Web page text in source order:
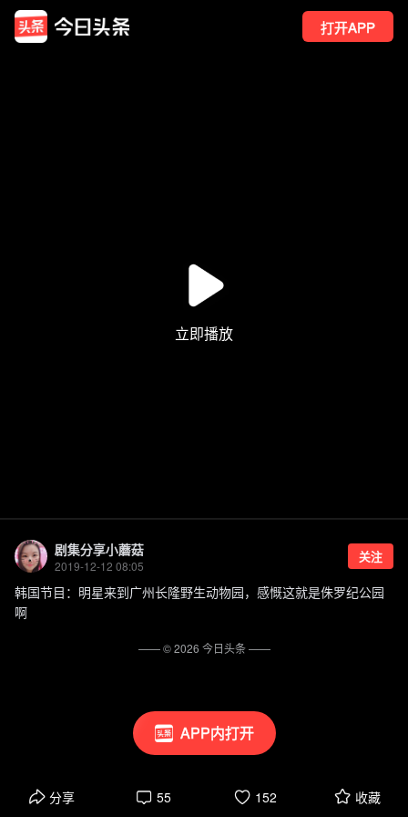
打开APP
APP内打开
剧集分享小蘑菇
2019-12-12 08:05
关注
韩国节目：明星来到广州长隆野生动物园，感慨这就是侏罗纪公园
啊
分享 55 152 收藏
—— ©2026 今日头条——